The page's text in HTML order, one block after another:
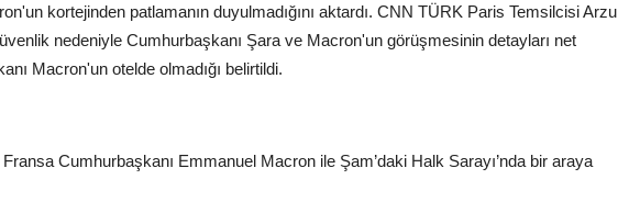
kortejinden patlamanın duyulmadığını aktardı. CNN TÜRK Paris Temsilcisi Arzu
nedeniyle Cumhurbaşkanı Şara ve Macron'un görüşmesinin detayları net
Macron'un otelde olmadığı belirtildi.
Cumhurbaşkanı Emmanuel Macron ile Şam’daki Halk Sarayı’nda bir araya